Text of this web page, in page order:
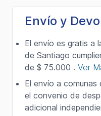
Envío y
El envío es gratis a
de Santiago
de $ 75.000 . Ver
El envío a
el convenio de
adicional